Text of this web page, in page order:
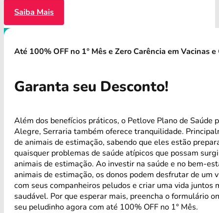
Saiba Mais
Até 100% OFF no 1° Mês e Zero Carência em Vacinas
Garanta seu Desconto!
Além dos benefícios práticos, o Petlove Plano de Saúde
Alegre, Serraria também oferece tranquilidade.
de animais de estimação, sabendo que eles estão
quaisquer problemas de saúde atípicos que possam
animais de estimação. Ao investir na saúde e no bem-
animais de estimação, os donos podem desfrutar de um
com seus companheiros peludos e criar uma vida juntos
saudável. Por que esperar mais, preencha o formulário
seu peludinho agora com até 100% OFF no 1° Mês.